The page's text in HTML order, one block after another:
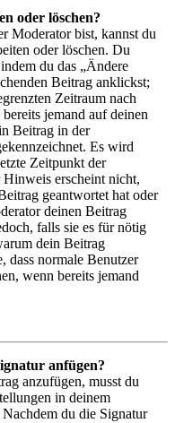
oder löschen?
Moderator bist, kannst du
oder löschen. Du
du das „Ändere
Beitrag anklickst;
Zeitraum nach
jemand auf deinen
Beitrag in der
Es wird
Zeitpunkt der
erscheint nicht,
geantwortet hat oder
deinen Beitrag
falls sie es für nötig
dein Beitrag
dass normale Benutzer
wenn bereits jemand
anfügen?
anzufügen, musst du
in deinem
du die Signatur